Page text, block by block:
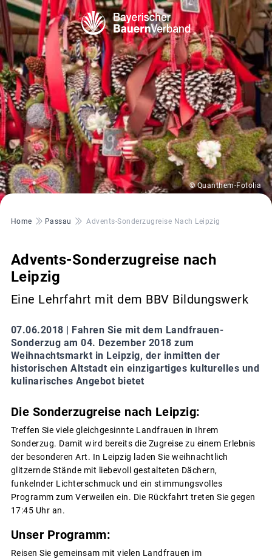
© Quanthem-Fotolia
Pfadnavigation
Home Passau Advents-Sonderzugreise Nach Leipzig
Advents-Sonderzugreise nach
Leipzig
Eine Lehrfahrt mit dem BBV Bildungswerk
07.06.2018 | Fahren Sie mit dem Landfrauen-
Sonderzug am 04. Dezember 2018 zum
Weihnachtsmarkt in Leipzig, der inmitten der
historischen Altstadt ein einzigartiges kulturelles und
kulinarisches Angebot bietet
Die Sonderzugreise nach Leipzig:
Treffen Sie viele gleichgesinnte Landfrauen in Ihrem
Sonderzug. Damit wird bereits die Zugreise zu einem Erlebnis
der besonderen Art. In Leipzig laden Sie weihnachtlich
glitzernde Stände mit liebevoll gestalteten Dächern,
funkelnder Lichterschmuck und ein stimmungsvolles
Programm zum Verweilen ein. Die Rückfahrt treten Sie gegen
17:45 Uhr an.
Unser Programm:
Reisen Sie gemeinsam mit vielen Landfrauen im